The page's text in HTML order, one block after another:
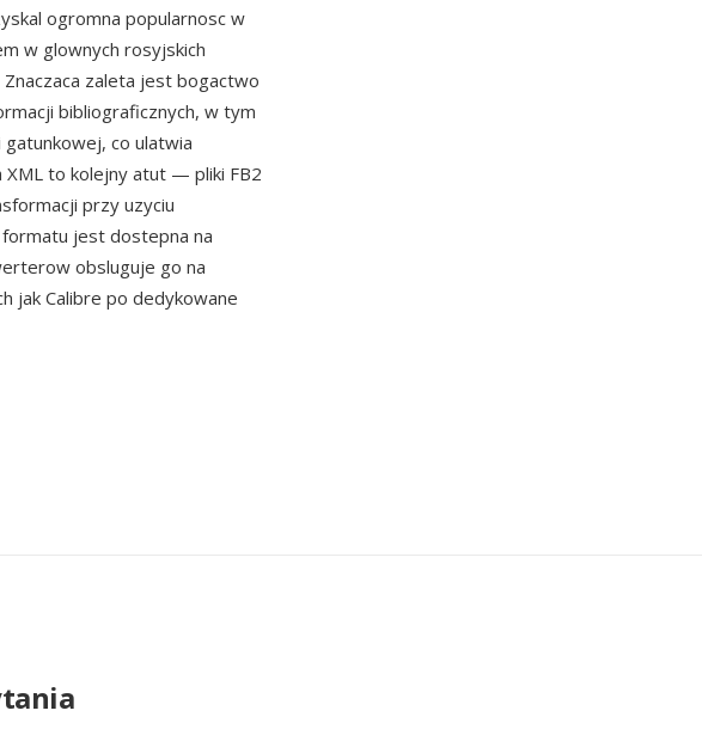
ogromna popularnosc w
w glownych rosyjskich
zaleta jest bogactwo
bibliograficznych, w tym
co ulatwia
XML to kolejny atut — pliki FB2
przy uzyciu
formatu jest dostepna na
obsluguje go na
jak Calibre po dedykowane